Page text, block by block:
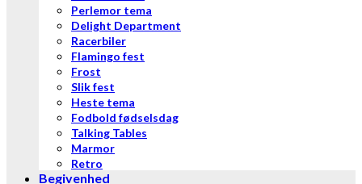
Perlemor tema
Delight Department
Racerbiler
Flamingo fest
Frost
Slik fest
Heste tema
Fodbold fødselsdag
Talking Tables
Marmor
Retro
Begivenhed